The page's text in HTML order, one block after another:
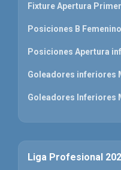
Fixture Apertura
Posiciones B Femenino
Posiciones Apertura
Goleadores inferiores
Goleadores Inferiores
Liga Profesional